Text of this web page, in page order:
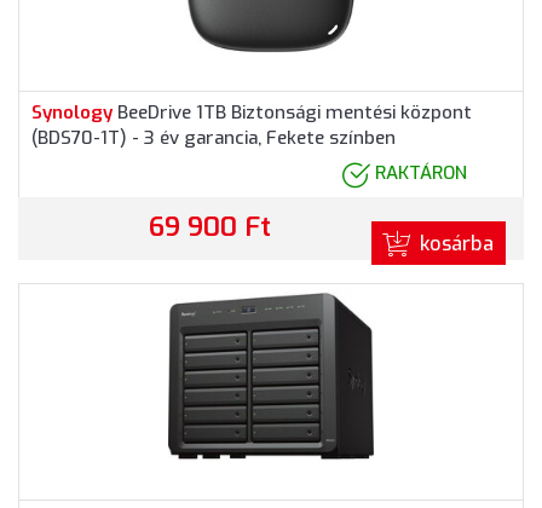
Synology BeeDrive 1TB Biztonsági mentési központ
(BDS70-1T) - 3 év garancia, Fekete színben
RAKTÁRON
69 900 Ft kosárba